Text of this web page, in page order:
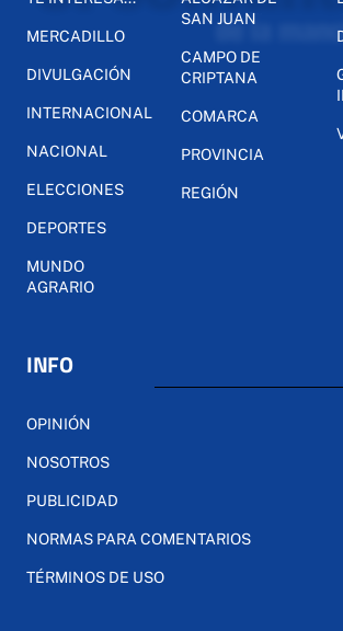
MERCADILLO
DIVULGACIÓN
INTERNACIONAL
NACIONAL
ELECCIONES
DEPORTES
MUNDO
AGRARIO
SAN JUAN
CAMPO DE
CRIPTANA
COMARCA
PROVINCIA
REGIÓN
INFO
OPINIÓN
NOSOTROS
PUBLICIDAD
NORMAS PARA COMENTARIOS
TÉRMINOS DE USO